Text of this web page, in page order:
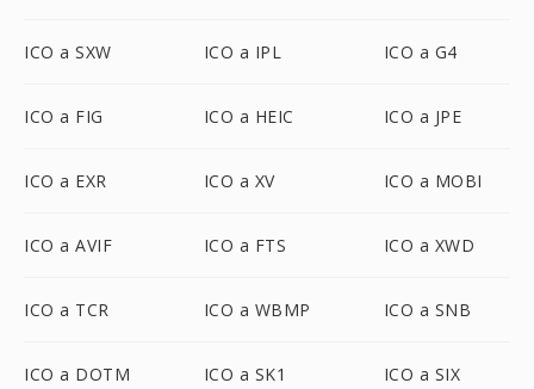
ICO a SXW ICO a IPL ICO a G4
ICO a FIG ICO a HEIC ICO a JPE
ICO a EXR ICO a XV ICO a MOBI
ICO a AVIF ICO a FTS ICO a XWD
ICO a TCR ICO a WBMP ICO a SNB
ICO a DOTM ICO a SK1 ICO a SIX